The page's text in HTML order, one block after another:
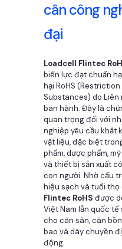
cân công
đại
Loadcell Flintec
biến lực đạt chuẩn
hại RoHS
Substances) do Liên
ban hành. Đây là
quan trọng đối với
nghiệp yêu cầu khắt
vật liệu, đặc biệt
phẩm, dược phẩm,
và thiết bị sản xuất
con người. Nhờ cấu
hiệu sạch và tuổi thọ
Flintec RoHS được
Việt Nam lẫn quốc tế
cho cân sàn, cân
bao và dây chuyền
động.